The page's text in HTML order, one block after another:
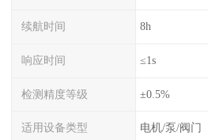
续航时间 8h
响应时间 ≤1s
检测精度等级 ±0.5%
适用设备类型 电机/泵/阀门